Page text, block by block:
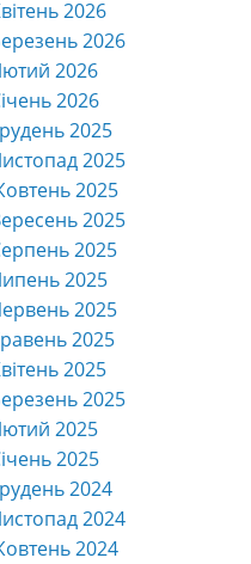
2026
2026
2026
2026
2025
2025
2025
2025
2025
2025
2025
2025
2025
2025
2025
2025
2024
2024
2024